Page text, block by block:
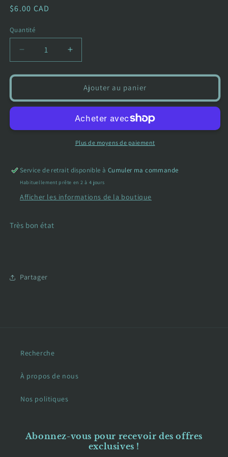
Prix
$6.00 CAD
Quantité
Réduire
la
quantité
jupe
Disney
Mois
Augmenter
la
quantité
jupe
Disney
Mois
Ajouter au panier
Plus de moyens de paiement
Service de retrait disponible à Cumuler ma commande
Habituellement prête en 2 à 4 jours
Afficher les informations de la boutique
Très bon état
Partager
Recherche
À propos de nous
Nos politiques
Abonnez-vous pour recevoir des offres
exclusives !